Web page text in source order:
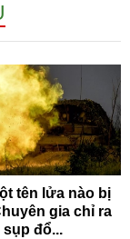
tên lửa nào bị
gia chỉ ra
đổ...